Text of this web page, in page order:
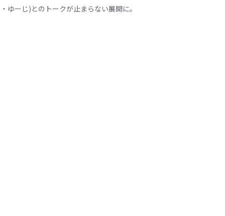
ーじ)とのトークが止まらない展開に。